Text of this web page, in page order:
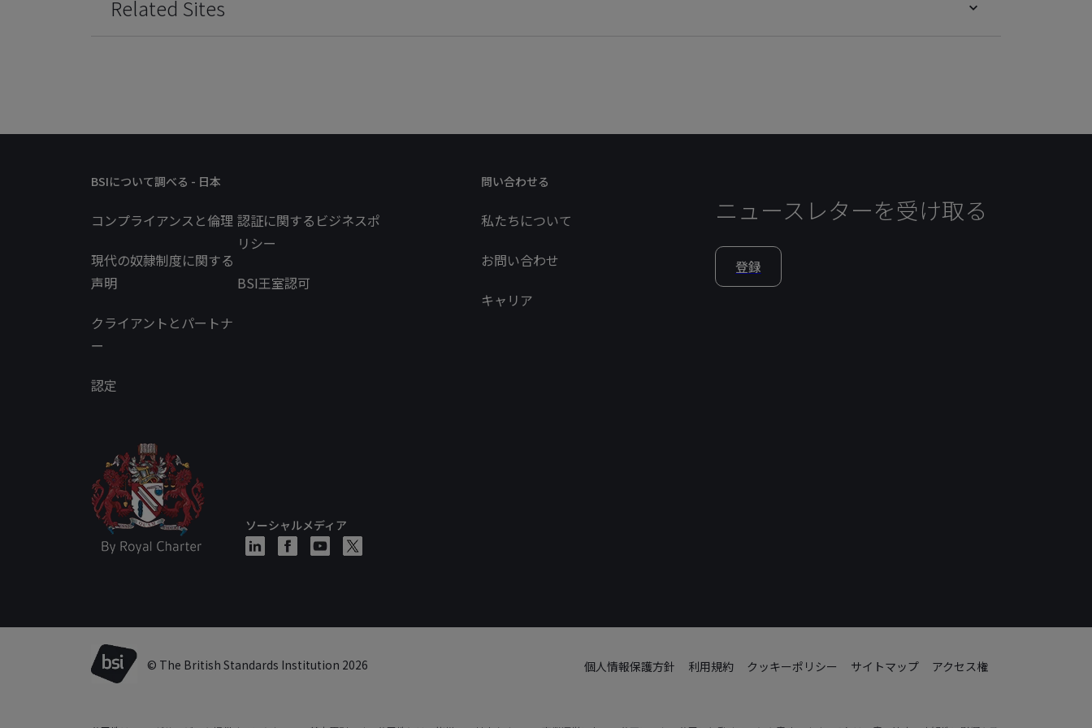
Related Sites
BSIについて調べる - 日本
コンプライアンスと倫理
現代の奴隷制度に関する
声明
クライアントとパートナ
ー
認定
認証に関するビジネスポ
リシー
BSI王室認可
ソーシャルメディア
問い合わせる
私たちについて
お問い合わせ
キャリア
ニュースレターを受け取る
登録
© The British Standards Institution 2026 個人情報保護方針 利用規約 クッキーポリシー サイトマップ アクセス権